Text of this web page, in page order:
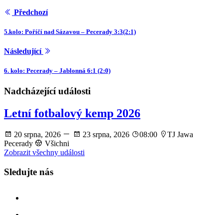
Předchozí
5.kolo: Poříčí nad Sázavou – Pecerady 3:3(2:1)
Následující
6. kolo: Pecerady – Jablonná 6:1 (2:0)
Nadcházející události
Letní fotbalový kemp 2026
20 srpna, 2026 23 srpna, 2026 08:00
TJ Jawa
Pecerady
Všichni
Zobrazit všechny události
Sledujte nás